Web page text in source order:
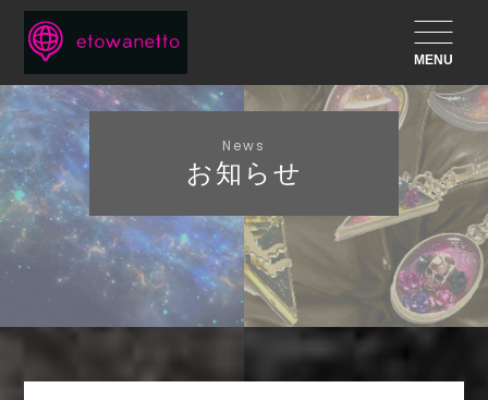
MENU
News
お知らせ